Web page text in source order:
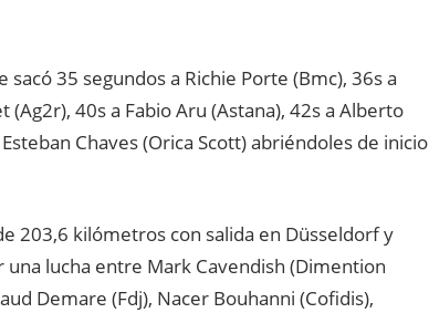
35 segundos a Richie Porte (Bmc), 36s a
40s a Fabio Aru (Astana), 42s a Alberto
Chaves (Orica Scott) abriéndoles de inicio
203,6 kilómetros con salida en Düsseldorf y
lucha entre Mark Cavendish (Dimention
Demare (Fdj), Nacer Bouhanni (Cofidis),